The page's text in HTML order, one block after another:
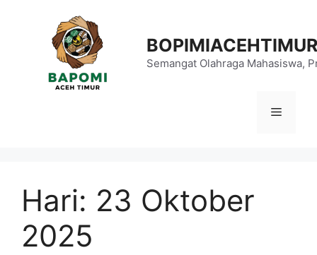
BOPIMIACEHTIMUR
Semangat Olahraga Mahasiswa,
Menu
Hari: 23 Oktober
2025